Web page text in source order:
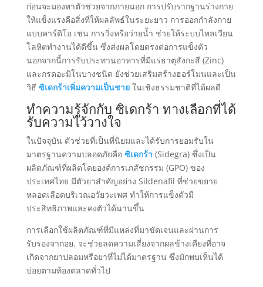
ก่อนจะมองหาตัวช่วยจากภายนอก การปรับรากฐานร่างกาย
ให้แข็งแรงคือสิ่งที่ให้ผลลัพธ์ในระยะยาว การออกกำลังกาย
แบบคาร์ดิโอ เช่น การวิ่งหรือว่ายน้ำ ช่วยให้ระบบไหลเวียน
โลหิตทำงานได้ดีขึ้น ซึ่งส่งผลโดยตรงต่อการแข็งตัว
นอกจากนี้การรับประทานอาหารที่มีแร่ธาตุสังกะสี (Zinc)
และกรดอะมิโนบางชนิด ยังช่วยเสริมสร้างฮอร์โมนและเป็น
วิธี ซิเดกร้าเพิ่มความเป็นชาย ในเชิงธรรมชาติที่ได้ผลดี
ทำความรู้จักกับ ซิเดกร้า ทางเลือกที่ได้
รับความไว้วางใจ
ในปัจจุบัน ตัวช่วยที่เป็นที่นิยมและได้รับการยอมรับใน
มาตรฐานความปลอดภัยคือ ซิเดกร้า (Sidegra) ซึ่งเป็น
ผลิตภัณฑ์ที่ผลิตโดยองค์การเภสัชกรรม (GPO) ของ
ประเทศไทย มีตัวยาสำคัญอย่าง Sildenafil ที่ช่วยขยาย
หลอดเลือดบริเวณอวัยวะเพศ ทำให้การแข็งตัวมี
ประสิทธิภาพและคงตัวได้นานขึ้น
การเลือกใช้ผลิตภัณฑ์ที่มีแหล่งที่มาขัดเจนและผ่านการ
รับรองจากอย. จะช่วยลดความเสี่ยงจากผลข้างเคียงที่อาจ
เกิดจากยาปลอมหรือยาที่ไม่ได้มาตรฐาน ซึ่งมักพบเห็นได้
บ่อยตามท้องตลาดทั่วไป